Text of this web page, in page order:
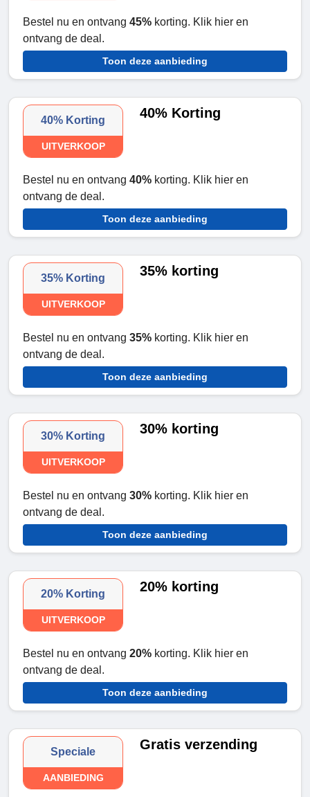
Bestel nu en ontvang 45% korting. Klik hier en
ontvang de deal.
Toon deze aanbieding
40% Korting
UITVERKOOP
40% Korting
Bestel nu en ontvang 40% korting. Klik hier en
ontvang de deal.
Toon deze aanbieding
35% Korting
UITVERKOOP
35% korting
Bestel nu en ontvang 35% korting. Klik hier en
ontvang de deal.
Toon deze aanbieding
30% Korting
UITVERKOOP
30% korting
Bestel nu en ontvang 30% korting. Klik hier en
ontvang de deal.
Toon deze aanbieding
20% Korting
UITVERKOOP
20% korting
Bestel nu en ontvang 20% korting. Klik hier en
ontvang de deal.
Toon deze aanbieding
Speciale
AANBIEDING
Gratis verzending